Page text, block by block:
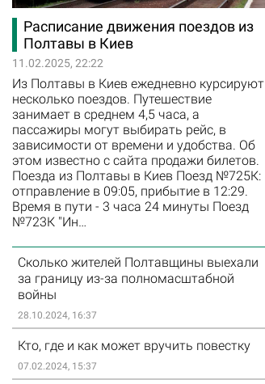
Расписание движения поездов из
Полтавы в Киев
11.02.2025, 22:22
Из Полтавы в Киев ежедневно курсируют
несколько поездов. Путешествие
занимает в среднем 4,5 часа, а
пассажиры могут выбирать рейс, в
зависимости от времени и удобства. Об
этом известно с сайта продажи билетов.
Поезда из Полтавы в Киев Поезд №725К:
отправление в 09:05, прибытие в 12:29.
Время в пути - 3 часа 24 минуты Поезд
№723К "Ин…
Сколько жителей Полтавщины выехали
за границу из-за полномасштабной
войны
28.10.2024, 16:37
Кто, где и как может вручить повестку
07.02.2024, 15:37